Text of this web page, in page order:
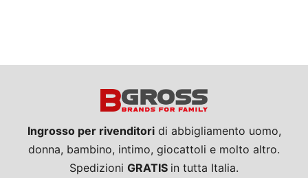
Ingrosso per rivenditoridi abbigliamento uomo,
donna, bambino, intimo, giocattoli e molto altro.
Spedizioni GRATIS in tutta Italia.